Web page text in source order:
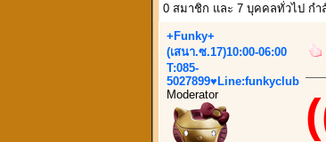
0 สมาชิก และ 7 บุคคลทั่วไป กำ
+Funky+
(เสนา.ซ.17)10:00-06:00
T:085-
5027899♥Line:funkyclub
Moderator